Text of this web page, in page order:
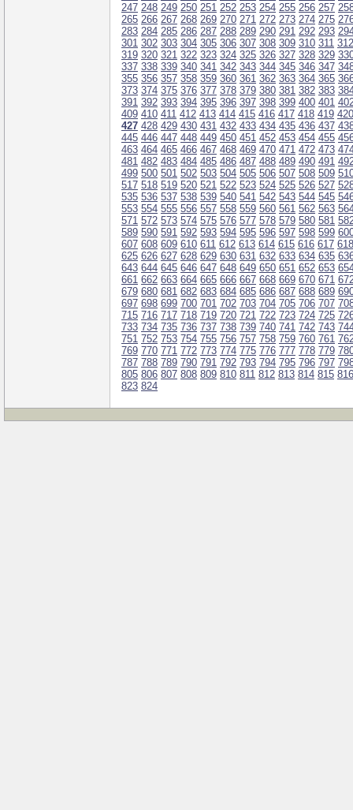
247 248 249 250 251 252 253 254 255 256 257
265 266 267 268 269 270 271 272 273 274 275
283 284 285 286 287 288 289 290 291 292 293
301 302 303 304 305 306 307 308 309 310 311 312
319 320 321 322 323 324 325 326 327 328 329
337 338 339 340 341 342 343 344 345 346 347
355 356 357 358 359 360 361 362 363 364 365
373 374 375 376 377 378 379 380 381 382 383
391 392 393 394 395 396 397 398 399 400 401
409 410 411 412 413 414 415 416 417 418 419 420
427 428 429 430 431 432 433 434 435 436 437
445 446 447 448 449 450 451 452 453 454 455
463 464 465 466 467 468 469 470 471 472 473
481 482 483 484 485 486 487 488 489 490 491
499 500 501 502 503 504 505 506 507 508 509
517 518 519 520 521 522 523 524 525 526 527
535 536 537 538 539 540 541 542 543 544 545
553 554 555 556 557 558 559 560 561 562 563
571 572 573 574 575 576 577 578 579 580 581
589 590 591 592 593 594 595 596 597 598 599
607 608 609 610 611 612 613 614 615 616 617 618
625 626 627 628 629 630 631 632 633 634 635
643 644 645 646 647 648 649 650 651 652 653
661 662 663 664 665 666 667 668 669 670 671
679 680 681 682 683 684 685 686 687 688 689
697 698 699 700 701 702 703 704 705 706 707
715 716 717 718 719 720 721 722 723 724 725
733 734 735 736 737 738 739 740 741 742 743
751 752 753 754 755 756 757 758 759 760 761
769 770 771 772 773 774 775 776 777 778 779
787 788 789 790 791 792 793 794 795 796 797
805 806 807 808 809 810 811 812 813 814 815 816
823 824